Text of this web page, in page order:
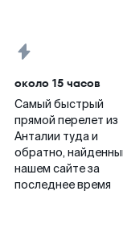
около 15 часов
Самый быстрый
прямой перелет из
Анталии туда и
обратно,
нашем сайте за
последнее время